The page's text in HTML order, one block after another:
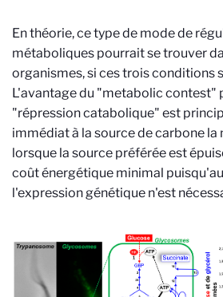
En théorie, ce type de mode de
métaboliques pourrait se trouver
organismes, si ces trois conditions
L'avantage du "metabolic contest"
"répression catabolique" est
immédiat à la source de carbone la
lorsque la source préférée est
coût énergétique minimal
l'expression génétique n'est